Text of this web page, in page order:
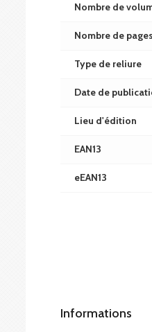
Nombre de
Nombre de pages
Type de reliure
Date de
Lieu d'édition
EAN13
eEAN13
Informations